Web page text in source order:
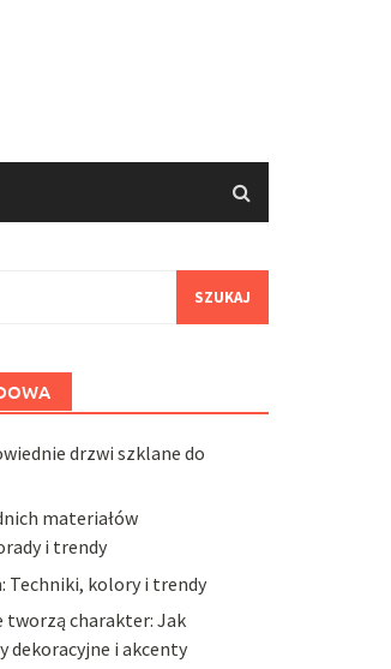
drzwi szklane do
materiałów
i trendy
Techniki, kolory i trendy
tworzą charakter: Jak
dekoracyjne i akcenty